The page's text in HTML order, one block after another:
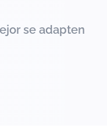
se adapten